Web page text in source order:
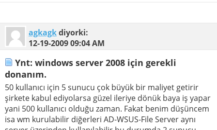
agkagkdiyorki:
12-19-200909:04 AM
Ynt: windows server 2008 için gerekli
donanım.
50 kullanıcı için 5 sunucu çok büyük bir maliyet getirir
şirkete kabul ediyolarsa güzel ileriye dönük baya iş yapar
yani 500 kullanıcı olduğu zaman. Fakat benim düşüncem
isa wm kurulabilir diğerleri AD-WSUS-File Server aynı